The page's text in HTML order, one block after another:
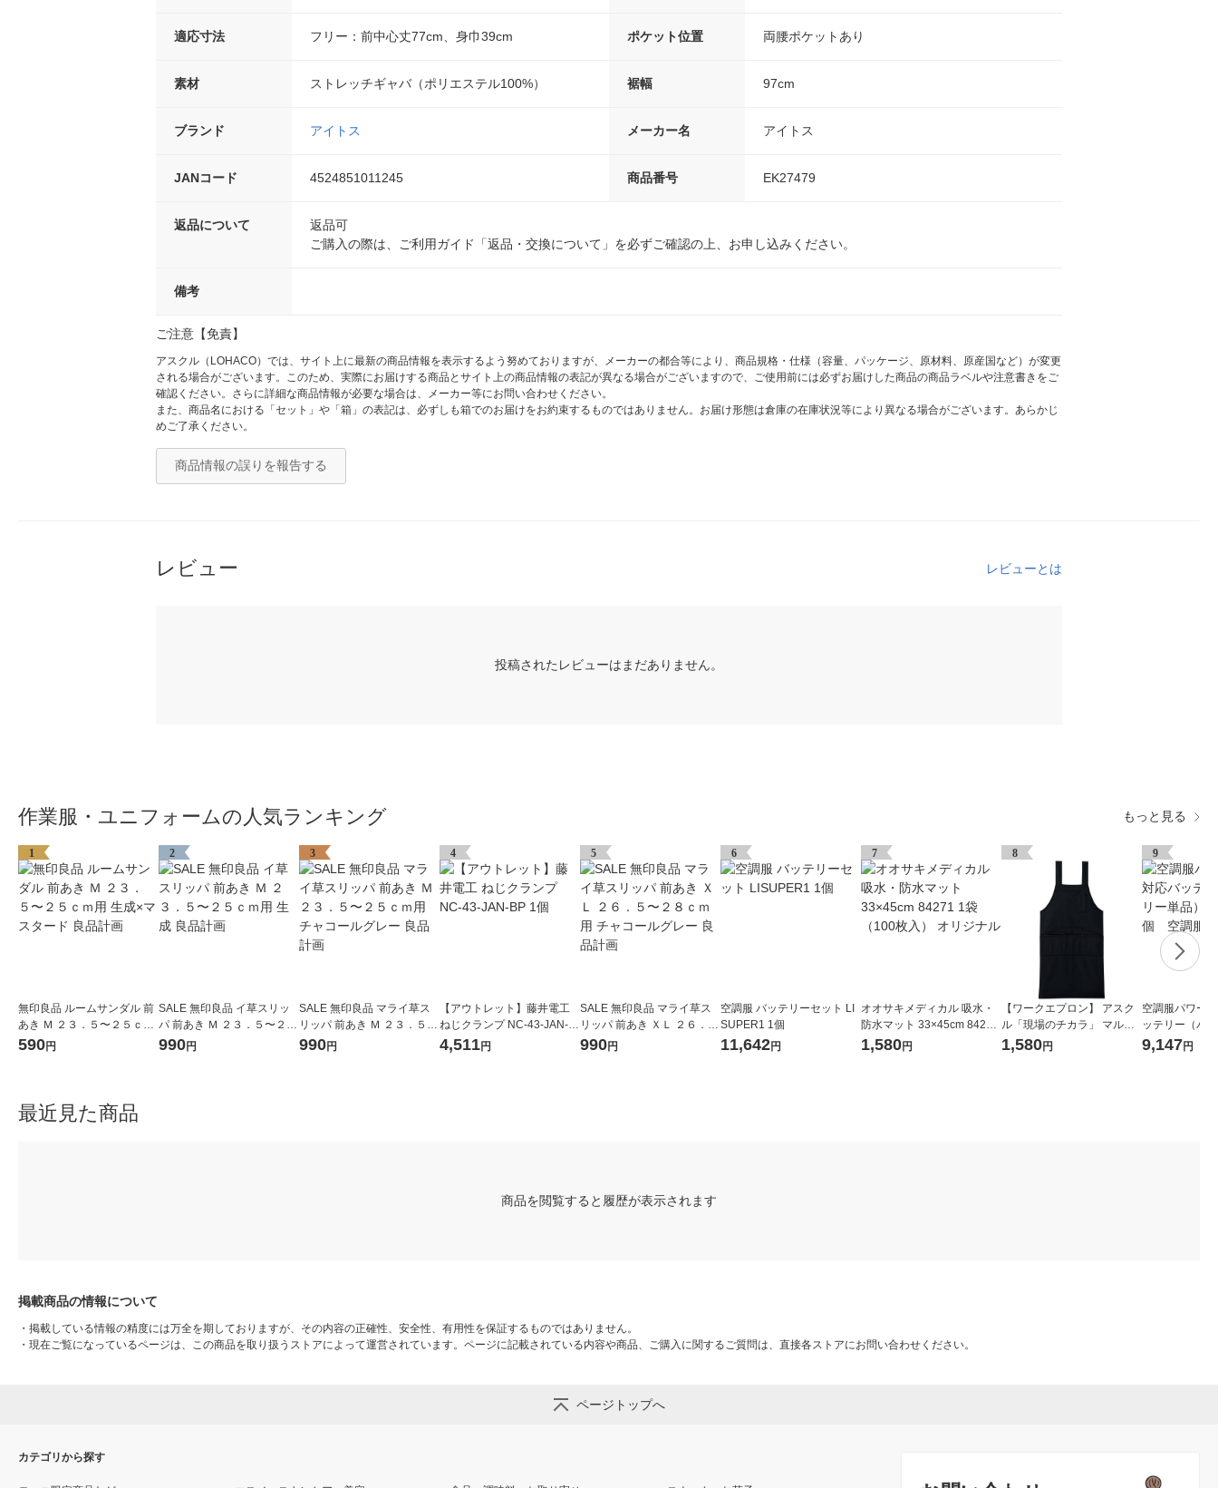
適応寸法 フリー：前中心丈77cm、身巾39cm ポケット位置 両腰ポケットあり
素材 ストレッチギャバ（ポリエステル100%） 裾幅 97cm
ブランド アイトス メーカー名 アイトス
JANコード 4524851011245 商品番号 EK27479
返品について
返品可
ご購入の際は、ご利用ガイド「返品・交換について」を必ずご確認の上、お申し込みください。
備考
ご注意【免責】
アスクル（LOHACO）では、サイト上に最新の商品情報を表示するよう努めておりますが、メーカーの都合等により、商品規格・仕様（容量、パッケージ、原材料、原産国など）が変更
される場合がございます。このため、実際にお届けする商品とサイト上の商品情報の表記が異なる場合がございますので、ご使用前には必ずお届けした商品の商品ラベルや注意書きをご
確認ください。さらに詳細な商品情報が必要な場合は、メーカー等にお問い合わせください。
また、商品名における「セット」や「箱」の表記は、必ずしも箱でのお届けをお約束するものではありません。お届け形態は倉庫の在庫状況等により異なる場合がございます。あらかじ
めご了承ください。
商品情報の誤りを報告する
レビュー レビューとは
投稿されたレビューはまだありません。
作業服・ユニフォームの人気ランキング もっと見る
1
無印良品 ルームサンダル 前
あき Ｍ ２３．５〜２５ｃｍ
用 生成×マスタード 良品計
590円
2
SALE 無印良品 イ草スリッ
パ 前あき Ｍ ２３．５〜２５
ｃｍ用 生成 良品計画
990円
3
SALE 無印良品 マライ草ス
リッパ 前あき Ｍ ２３．５〜
２５ｃｍ用 チャコールグレ
990円
4
【アウトレット】藤井電工
ねじクランプ NC-43-JAN-B
P 1個
4,511円
5
SALE 無印良品 マライ草ス
リッパ 前あき ＸＬ ２６．
５〜２８ｃｍ用 チャコール
990円
6
空調服 バッテリーセット LI
SUPER1 1個
11,642円
7
オオサキメディカル 吸水・
防水マット 33×45cm 84271
1,580円
8
【ワークエプロン】 アスク
ル「現場のチカラ」 マルチ
エプロン フリー ブラック 1
1,580円
9
空調服パワー
ッテリー（バ
品）
9,147円
最近見た商品
商品を閲覧すると履歴が表示されます
掲載商品の情報について
・ 掲載している情報の精度には万全を期しておりますが、その内容の正確性、安全性、有用性を保証するものではありません。
・ 現在ご覧になっているページは、この商品を取り扱うストアによって運営されています。ページに記載されている内容や商品、ご購入に関するご質問は、直接各ストアにお問い合わせください。
ページトップへ
カテゴリから探す